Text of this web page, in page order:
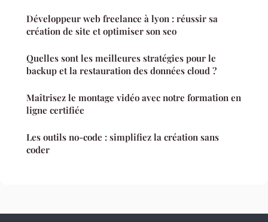
Développeur web freelance à lyon : réussir sa
création de site et optimiser son seo
Quelles sont les meilleures stratégies pour le
backup et la restauration des données cloud ?
Maîtrisez le montage vidéo avec notre formation en
ligne certifiée
Les outils no-code : simplifiez la création sans
coder